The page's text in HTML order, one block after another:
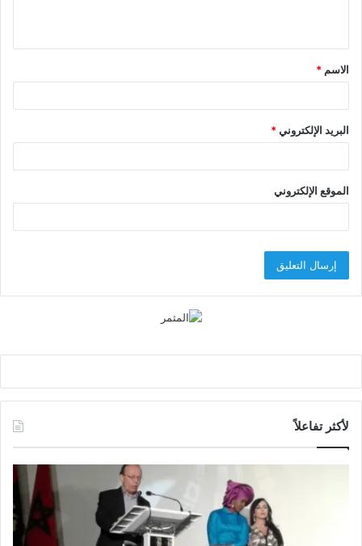
ق
*
الاسم *
البريد الإلكتروني*
الموقع الإلكتروني
لأكثر تفاعلاً